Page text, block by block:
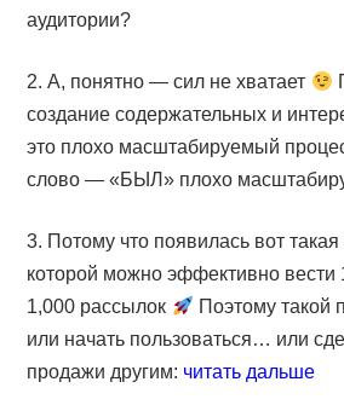
аудитории?
2. А, понятно — сил не хватает
создание содержательных и
это плохо масштабируемый
слово — «БЫЛ» плохо
3. Потому что появилась вот
которой можно эффективно вести
1,000 рассылок
Поэтому такой
или начать пользоваться… или
продажи другим: читать дальше